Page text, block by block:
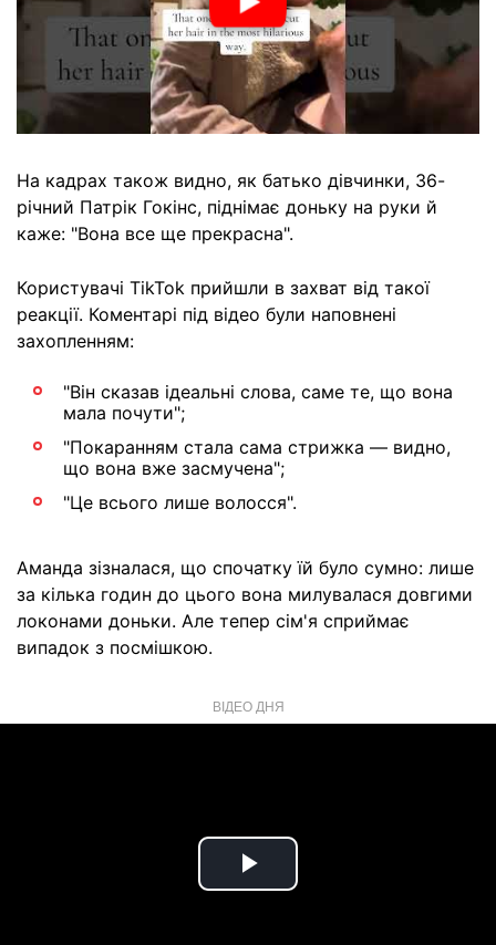
На кадрах також видно, як батько дівчинки, 36-
річний Патрік Гокінс, піднімає доньку на руки й
каже: "Вона все ще прекрасна".
Користувачі TikTok прийшли в захват від такої
реакції. Коментарі під відео були наповнені
захопленням:
"Він сказав ідеальні слова, саме те, що вона
мала почути";
"Покаранням стала сама стрижка — видно,
що вона вже засмучена";
"Це всього лише волосся".
Аманда зізналася, що спочатку їй було сумно: лише
за кілька годин до цього вона милувалася довгими
локонами доньки. Але тепер сім'я сприймає
випадок з посмішкою.
ВІДЕО ДНЯ
Play